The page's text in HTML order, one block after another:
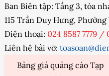
Ban Biên tập: Tầng 3, tòa
115 Trần Duy Hưng, Phường
Điện thoại: 024 8587 7779 /
Liên hệ bài vở:
Bảng giá quảng cáo Tạp